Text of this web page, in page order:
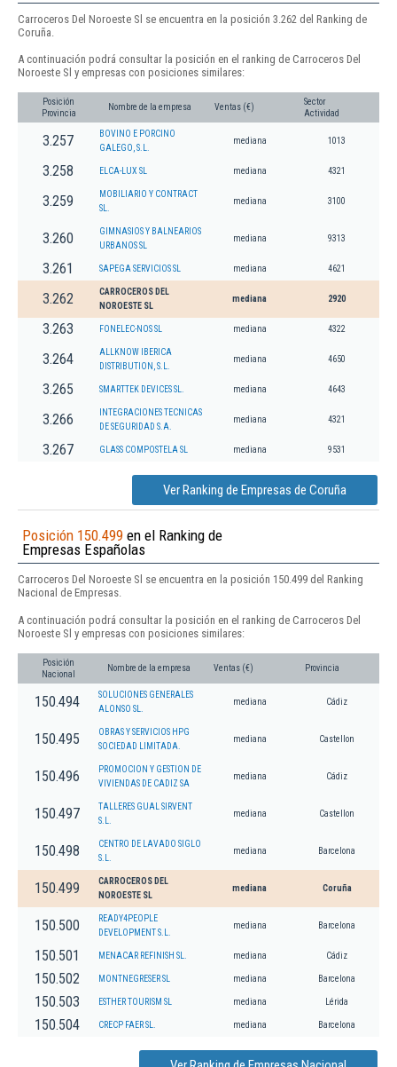
Carroceros Del Noroeste Sl se encuentra en la posición 3.262 del Ranking de
Coruña.
A continuación podrá consultar la posición en el ranking de Carroceros Del
Noroeste Sl y empresas con posiciones similares:
Posición
Provincia
Nombre de la empresa Ventas (€)
Sector
Actividad
3.257
BOVINO E PORCINO
GALEGO, S.L.
mediana 1013
3.258 ELCA-LUX SL mediana 4321
3.259
MOBILIARIO Y CONTRACT
SL.
mediana 3100
3.260
GIMNASIOS Y BALNEARIOS
URBANOS SL
mediana 9313
3.261 SAPEGA SERVICIOS SL mediana 4621
3.262
CARROCEROS DEL
NOROESTE SL
mediana 2920
3.263 FONELEC-NOS SL mediana 4322
3.264
ALLKNOW IBERICA
DISTRIBUTION, S.L.
mediana 4650
3.265 SMARTTEK DEVICES SL. mediana 4643
3.266
INTEGRACIONES TECNICAS
DE SEGURIDAD S.A.
mediana 4321
3.267 GLASS COMPOSTELA SL mediana 9531
Ver Ranking de Empresas de Coruña
Posición 150.499 en el Ranking de
Empresas Españolas
Carroceros Del Noroeste Sl se encuentra en la posición 150.499 del Ranking
Nacional de Empresas.
A continuación podrá consultar la posición en el ranking de Carroceros Del
Noroeste Sl y empresas con posiciones similares:
Posición
Nacional
Nombre de la empresa Ventas (€) Provincia
150.494
SOLUCIONES GENERALES
ALONSO SL.
mediana Cádiz
150.495
OBRAS Y SERVICIOS HPG
SOCIEDAD LIMITADA.
mediana Castellon
150.496
PROMOCION Y GESTION DE
VIVIENDAS DE CADIZ SA
mediana Cádiz
150.497
TALLERES GUAL SIRVENT
S.L.
mediana Castellon
150.498
CENTRO DE LAVADO SIGLO
S.L.
mediana Barcelona
150.499
CARROCEROS DEL
NOROESTE SL
mediana Coruña
150.500
READY4PEOPLE
DEVELOPMENT S.L.
mediana Barcelona
150.501 MENACAR REFINISH SL. mediana Cádiz
150.502 MONTNEGRESER SL mediana Barcelona
150.503 ESTHER TOURISM SL mediana Lérida
150.504 CRECP FAER SL. mediana Barcelona